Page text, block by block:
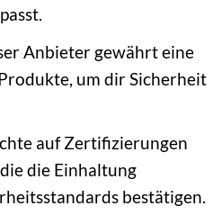
Anbieter gewährt eine
um dir Sicherheit
auf Zertifizierungen
die Einhaltung
bestätigen.